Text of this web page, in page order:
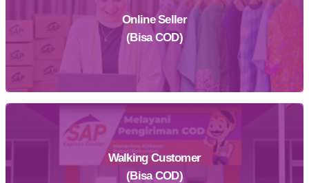
Daftar Sekarang
Online Seller
(Bisa COD)
Daftar Sekarang
Walking Customer
(Bisa COD)